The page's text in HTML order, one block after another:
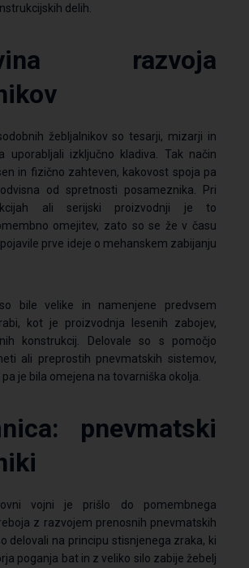
delih.
razvoja
žebljalnikov so tesarji, mizarji in
uporabljali izključno kladiva. Tak način
in fizično zahteven, kakovost spoja pa
od spretnosti posameznika. Pri
ali serijski proizvodnji je to
omejitev, zato so se že v času
prve ideje o mehanskem zabijanju
bile velike in namenjene predvsem
kot je proizvodnja lesenih zabojev,
konstrukcij. Delovale so s pomočjo
ali preprostih pnevmatskih sistemov,
je bila omejena na tovarniška okolja.
pnevmatski
vojni je prišlo do pomembnega
z razvojem prenosnih pnevmatskih
delovali na principu stisnjenega zraka, ki
poganja bat in z veliko silo zabije žebelj